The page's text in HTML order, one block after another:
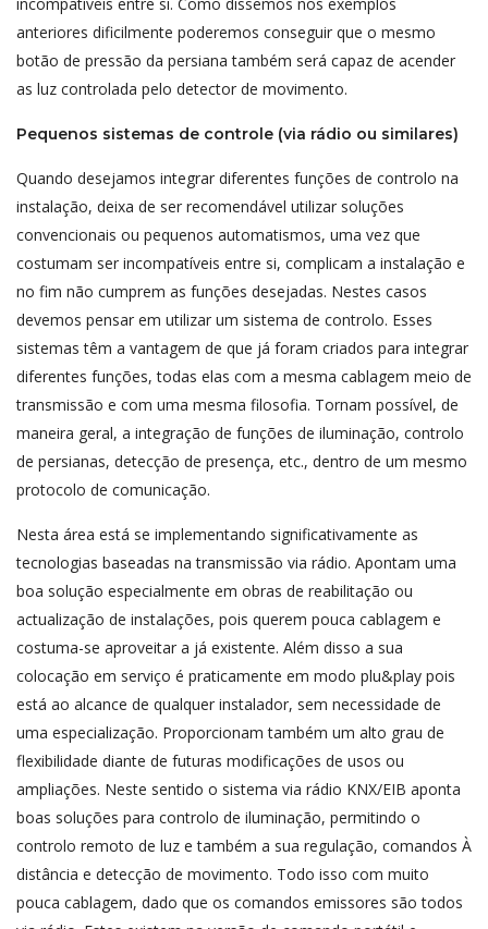
anteriores dificilmente poderemos conseguir que o mesmo
botão de pressão da persiana também será capaz de acender
as luz controlada pelo detector de movimento.
Pequenos sistemas de controle (via rádio ou similares)
Quando desejamos integrar diferentes funções de controlo na
instalação, deixa de ser recomendável utilizar soluções
convencionais ou pequenos automatismos, uma vez que
costumam ser incompatíveis entre si, complicam a instalação e
no fim não cumprem as funções desejadas. Nestes casos
devemos pensar em utilizar um sistema de controlo. Esses
sistemas têm a vantagem de que já foram criados para integrar
diferentes funções, todas elas com a mesma cablagem meio de
transmissão e com uma mesma filosofia. Tornam possível, de
maneira geral, a integração de funções de iluminação, controlo
de persianas, detecção de presença, etc., dentro de um mesmo
protocolo de comunicação.
Nesta área está se implementando significativamente as
tecnologias baseadas na transmissão via rádio. Apontam uma
boa solução especialmente em obras de reabilitação ou
actualização de instalações, pois querem pouca cablagem e
costuma-se aproveitar a já existente. Além disso a sua
colocação em serviço é praticamente em modo plu&play pois
está ao alcance de qualquer instalador, sem necessidade de
uma especialização. Proporcionam também um alto grau de
flexibilidade diante de futuras modificações de usos ou
ampliações. Neste sentido o sistema via rádio KNX/EIB aponta
boas soluções para controlo de iluminação, permitindo o
controlo remoto de luz e também a sua regulação, comandos À
distância e detecção de movimento. Todo isso com muito
pouca cablagem, dado que os comandos emissores são todos